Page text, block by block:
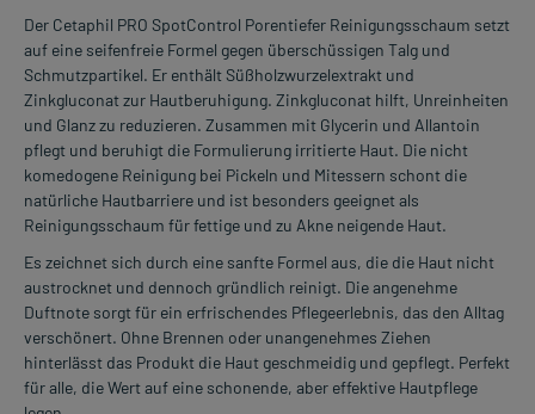
Der Cetaphil PRO SpotControl Porentiefer Reinigungsschaum setzt
auf eine seifenfreie Formel gegen überschüssigen Talg und
Schmutzpartikel. Er enthält Süßholzwurzelextrakt und
Zinkgluconat zur Hautberuhigung. Zinkgluconat hilft, Unreinheiten
und Glanz zu reduzieren. Zusammen mit Glycerin und Allantoin
pflegt und beruhigt die Formulierung irritierte Haut. Die nicht
komedogene Reinigung bei Pickeln und Mitessern schont die
natürliche Hautbarriere und ist besonders geeignet als
Reinigungsschaum für fettige und zu Akne neigende Haut.
Es zeichnet sich durch eine sanfte Formel aus, die die Haut nicht
austrocknet und dennoch gründlich reinigt. Die angenehme
Duftnote sorgt für ein erfrischendes Pflegeerlebnis, das den Alltag
verschönert. Ohne Brennen oder unangenehmes Ziehen
hinterlässt das Produkt die Haut geschmeidig und gepflegt. Perfekt
für alle, die Wert auf eine schonende, aber effektive Hautpflege